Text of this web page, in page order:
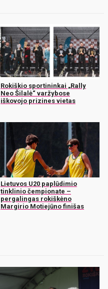
Rokiškio sportininkai „Rally
Neo Šilalė“ varžybose
iškovojo prizines vietas
Lietuvos U20 paplūdimio
tinklinio čempionate –
pergalingas rokiškėno
Margirio Motiejūno finišas